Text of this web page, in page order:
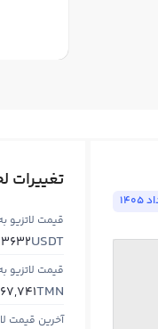
تغییرات
قیمت لاتزیو
USDT
قیمت لاتزیو
TMN
67,741
آخرین قیمت